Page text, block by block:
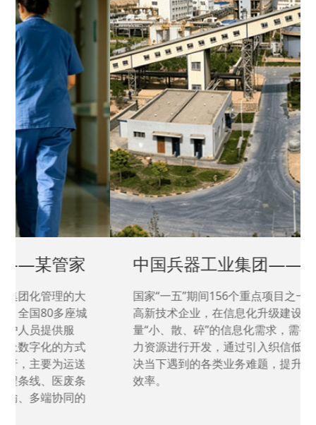
中国兵器工业集团——银光化学
国家“一五”期间156个重点项目之一。属于国家
高新技术企业，在信息化升级建设中，存在大
量“小、散、碎”的信息化需求，需要投入大量人
力资源进行开发，通过引入织信低代码平台，解
决当下遇到的各类业务难题，提升整体的IT研发
效率。